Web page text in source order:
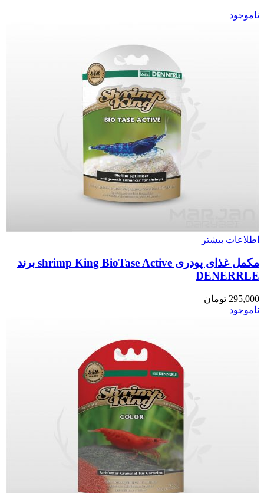
ناموجود
اطلاعات بیشتر
مکمل غذای پودری shrimp King BioTase Active برند
DENERRLE
295,000 تومان
ناموجود